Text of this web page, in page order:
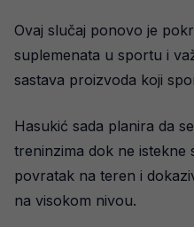
Ovaj slučaj ponovo je
suplemenata u sportu i
sastava proizvoda koji
Hasukić sada planira da
treninzima dok ne istekne
povratak na teren i
na visokom nivou.